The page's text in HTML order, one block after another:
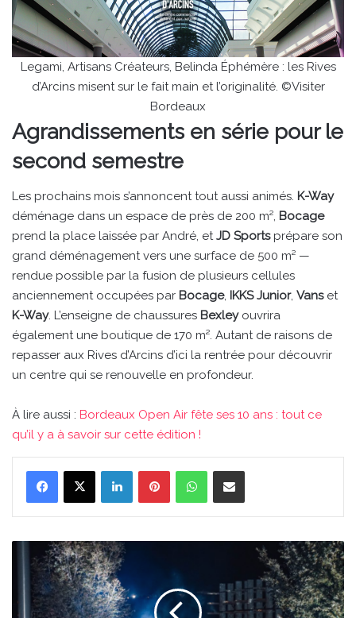
Legami, Artisans Créateurs, Belinda Éphémère : les Rives
d’Arcins misent sur le fait main et l’originalité. ©Visiter
Bordeaux
Agrandissements en série pour le
second semestre
Les prochains mois s’annoncent tout aussi animés. K-Way
déménage dans un espace de près de 200 m², Bocage
prend la place laissée par André, etJD Sportsprépare son
grand déménagement vers une surface de 500 m² —
rendue possible par la fusion de plusieurs cellules
anciennement occupées par Bocage, IKKS Junior, Vans et
K-Way. L’enseigne de chaussures Bexley ouvrira
également une boutique de 170 m². Autant de raisons de
repasser aux Rives d’Arcins d’ici la rentrée pour découvrir
un centre qui se renouvelle en profondeur.
À lire aussi : Bordeaux Open Air fête ses 10 ans : tout ce
qu’il y a à savoir sur cette édition !
LinkedinPinterestWhatsAppPartager par email
Bordeaux
Open
ses